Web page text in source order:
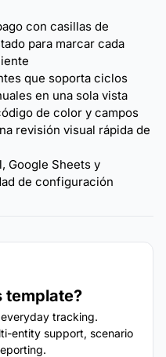
con casillas de
para marcar cada
que soporta ciclos
en una sola vista
de color y campos
revisión visual rápida de
Google Sheets y
de configuración
template?
tracking.
entity support, scenario